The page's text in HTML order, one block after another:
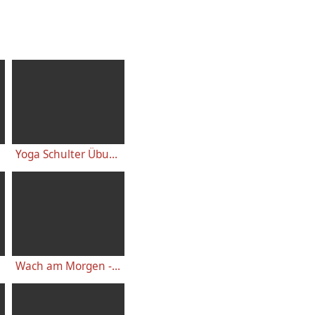
Yoga Schulter Übungen - für starke gesunde Schultern, gegen Schulterschmerzen
Wach am Morgen - 10 Minuten Yogastunde für Energie